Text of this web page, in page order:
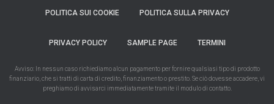
POLITICA SUI COOKIE POLITICA SULLA PRIVACY
PRIVACY POLICY SAMPLE PAGE TERMINI
Avviso: In nessun caso richiediamo alcun pagamento per fornire qualsiasi tipo di prodotto
finanziario, che si tratti di carta di credito, finanziamento o prestito. Se ciò dovesse accadere, vi
preghiamo di avvisarci immediatamente tramite il modulo di contatto.